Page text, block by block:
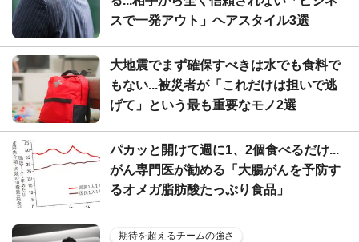
スで一発アウト」ヘアスタイル3選
大地震でまず確保すべきは水でも食料で
もない...被災者が「これだけは担いで逃
げて」という最も重要なモノ2選
パカッと開けて週に1、2個食べるだけ...
がん専門医が勧める「大腸がんを予防す
るオメガ脂肪酸たっぷり食品」
期待を超えるチームの強さ